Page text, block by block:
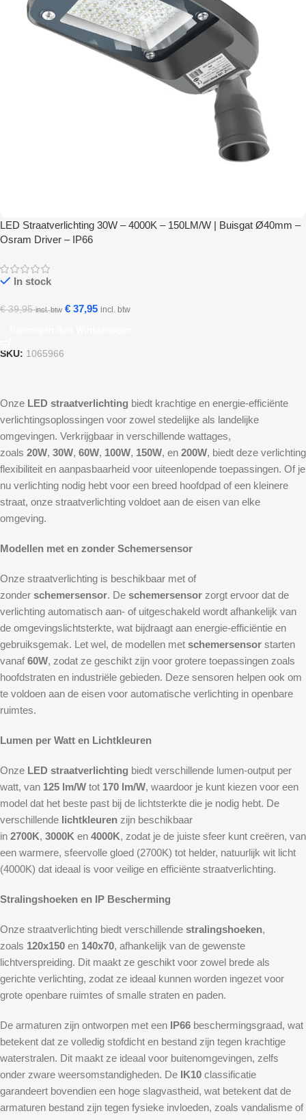
LED Straatverlichting 30W – 4000K – 150LM/W | Buisgat Ø40mm –
Osram Driver – IP66
In stock
€39,95 incl. btw € 37,95 incl. btw
SKU: 1065966
Onze LED straatverlichting biedt krachtige en energie-efficiënte
verlichtingsoplossingen voor zowel stedelijke als landelijke
omgevingen. Verkrijgbaar in verschillende wattages,
zoals 20W, 30W, 60W, 100W, 150W, en 200W, biedt deze verlichting
flexibiliteit en aanpasbaarheid voor uiteenlopende toepassingen. Of je
nu verlichting nodig hebt voor een breed hoofdpad of een kleinere
straat, onze straatverlichting voldoet aan de eisen van elke
omgeving.
Modellen met en zonder Schemersensor
Onze straatverlichting is beschikbaar met of
zonder schemersensor. De schemersensor zorgt ervoor dat de
verlichting automatisch aan- of uitgeschakeld wordt afhankelijk van
de omgevingslichtsterkte, wat bijdraagt aan energie-efficiëntie en
gebruiksgemak. Let wel, de modellen met schemersensor starten
vanaf 60W, zodat ze geschikt zijn voor grotere toepassingen zoals
hoofdstraten en industriële gebieden. Deze sensoren helpen ook om
te voldoen aan de eisen voor automatische verlichting in openbare
ruimtes.
Lumen per Watt en Lichtkleuren
Onze LED straatverlichting biedt verschillende lumen-output per
watt, van 125 lm/W tot 170 lm/W, waardoor je kunt kiezen voor een
model dat het beste past bij de lichtsterkte die je nodig hebt. De
verschillende lichtkleuren zijn beschikbaar
in 2700K, 3000K en 4000K, zodat je de juiste sfeer kunt creëren, van
een warmere, sfeervolle gloed (2700K) tot helder, natuurlijk wit licht
(4000K) dat ideaal is voor veilige en efficiënte straatverlichting.
Stralingshoeken en IP Bescherming
Onze straatverlichting biedt verschillende stralingshoeken,
zoals 120x150 en 140x70, afhankelijk van de gewenste
lichtverspreiding. Dit maakt ze geschikt voor zowel brede als
gerichte verlichting, zodat ze ideaal kunnen worden ingezet voor
grote openbare ruimtes of smalle straten en paden.
De armaturen zijn ontworpen met een IP66 beschermingsgraad, wat
betekent dat ze volledig stofdicht en bestand zijn tegen krachtige
waterstralen. Dit maakt ze ideaal voor buitenomgevingen, zelfs
onder zware weersomstandigheden. De IK10 classificatie
garandeert bovendien een hoge slagvastheid, wat betekent dat de
armaturen bestand zijn tegen fysieke invloeden, zoals vandalisme of